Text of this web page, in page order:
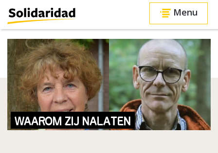
Menu
WAAROM ZIJ NALATEN